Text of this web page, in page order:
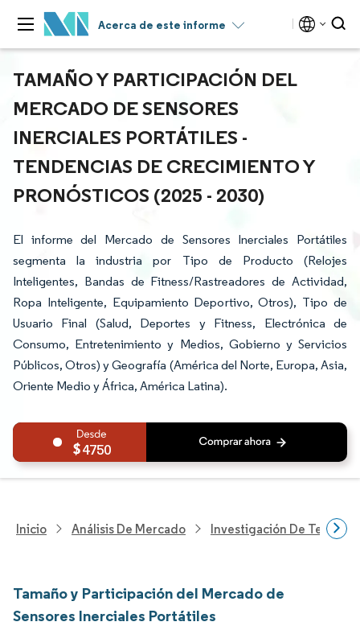
Acerca de este informe
TAMAÑO Y PARTICIPACIÓN DEL
MERCADO DE SENSORES
INERCIALES PORTÁTILES -
TENDENCIAS DE CRECIMIENTO Y
PRONÓSTICOS (2025 - 2030)
El informe del Mercado de Sensores Inerciales Portátiles
segmenta la industria por Tipo de Producto (Relojes
Inteligentes, Bandas de Fitness/Rastreadores de Actividad,
Ropa Inteligente, Equipamiento Deportivo, Otros), Tipo de
Usuario Final (Salud, Deportes y Fitness, Electrónica de
Consumo, Entretenimiento y Medios, Gobierno y Servicios
Públicos, Otros) y Geografía (América del Norte, Europa, Asia,
Oriente Medio y África, América Latina).
4750
Inicio Análisis De Mercado Investigación De
Tamaño y Participación del Mercado de
Sensores Inerciales Portátiles